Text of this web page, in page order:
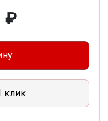
₽
клик